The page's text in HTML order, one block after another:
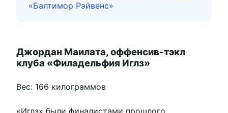
«Балтимор Рэйвенс»
Джордан Маилата, оффенсив-тэкл
клуба «Филадельфия Иглз»
Вес: 166 килограммов
«Иглз» были финалистами прошлого